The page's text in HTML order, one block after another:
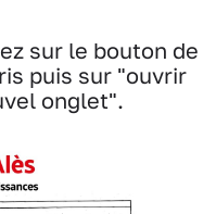
sur le bouton de
puis sur "ouvrir
onglet".